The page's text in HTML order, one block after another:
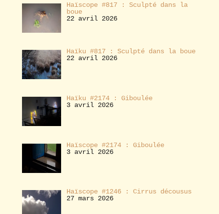
Haïscope #817 : Sculpté dans la
boue
22 avril 2026
Haïku #817 : Sculpté dans la boue
22 avril 2026
Haïku #2174 : Giboulée
3 avril 2026
Haïscope #2174 : Giboulée
3 avril 2026
Haïscope #1246 : Cirrus décousus
27 mars 2026